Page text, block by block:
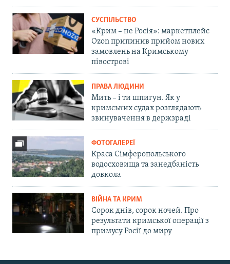
СУСПІЛЬСТВО
«Крим – не Росія»: маркетплейс
Ozon припинив прийом нових
замовлень на Кримському
півострові
ПРАВА ЛЮДИНИ
Мить – і ти шпигун. Як у
кримських судах розглядають
звинувачення в держзраді
ФОТОГАЛЕРЕЇ
Краса Сімферопольського
водосховища та занедбаність
довкола
ВІЙНА ТА КРИМ
Сорок днів, сорок ночей. Про
результати кримської операції з
примусу Росії до миру